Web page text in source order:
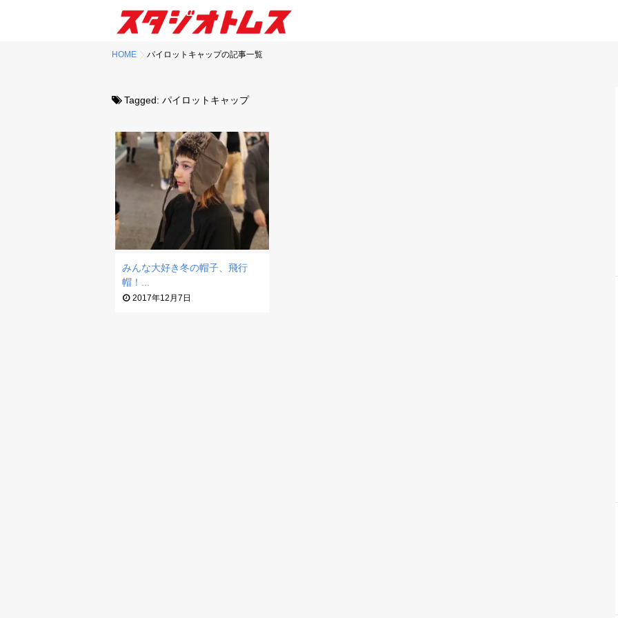
HOME パイロットキャップの記事一覧
Tagged: パイロットキャップ
みんな大好き冬の帽子、飛行
帽！...
2017年12月7日